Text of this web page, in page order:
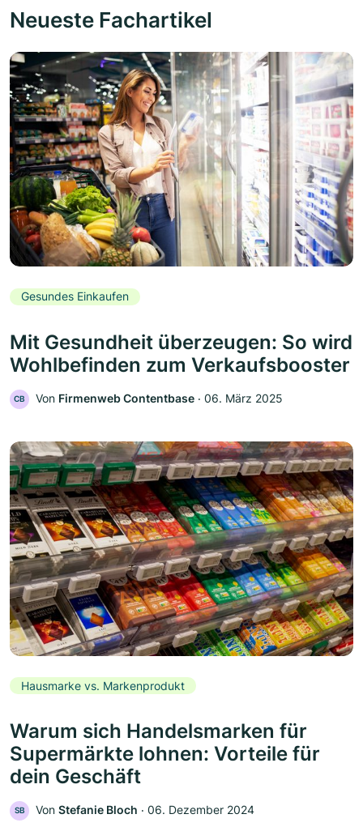
Neueste Fachartikel
Gesundes Einkaufen
Mit Gesundheit überzeugen: So wird
Wohlbefinden zum Verkaufsbooster
CB Von Firmenweb Contentbase ‧ 06. März 2025
Hausmarke vs. Markenprodukt
Warum sich Handelsmarken für
Supermärkte lohnen: Vorteile für
dein Geschäft
SB Von Stefanie Bloch ‧ 06. Dezember 2024